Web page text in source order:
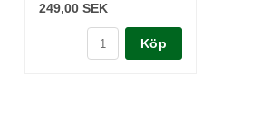
249,00 SEK
Köp